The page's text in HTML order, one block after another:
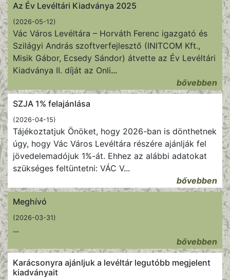
Az Év Levéltári Kiadványa 2025
(2026-05-12)
Vác Város Levéltára – Horváth Ferenc igazgató és
Szilágyi András szoftverfejlesztő (INITCOM Kft.,
Misik Gábor, Ecsedy Sándor) átvette az Év Levéltári
Kiadványa II. díját az Onli...
bővebben
SZJA 1% felajánlása
(2026-04-15)
Tájékoztatjuk Önöket, hogy 2026-ban is dönthetnek
úgy, hogy Vác Város Levéltára részére ajánlják fel
jövedelemadójuk 1%-át. Ehhez az alábbi adatokat
szükséges feltüntetni: VÁC V...
bővebben
Meghívó
(2026-03-31)
...
bővebben
Karácsonyra ajánljuk a levéltár legutóbb megjelent
kiadványait